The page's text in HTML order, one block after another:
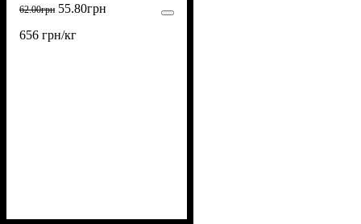
62.00грн 55.80грн
656 грн/кг